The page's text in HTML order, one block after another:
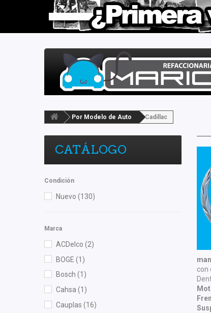
Por Modelo de Auto Cadillac
CATÁLOGO
Condición
Nuevo (130)
Marca
ACDelco (2)
BOGE (1)
Bosch (1)
Cahsa (1)
Cauplas (16)
con